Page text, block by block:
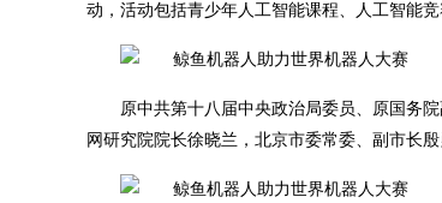
动，活动包括青少年人工智能课程、人工智能竞
原中共第十八届中央政治局委员、原国务
网研究院院长徐晓兰，北京市委常委、副市长